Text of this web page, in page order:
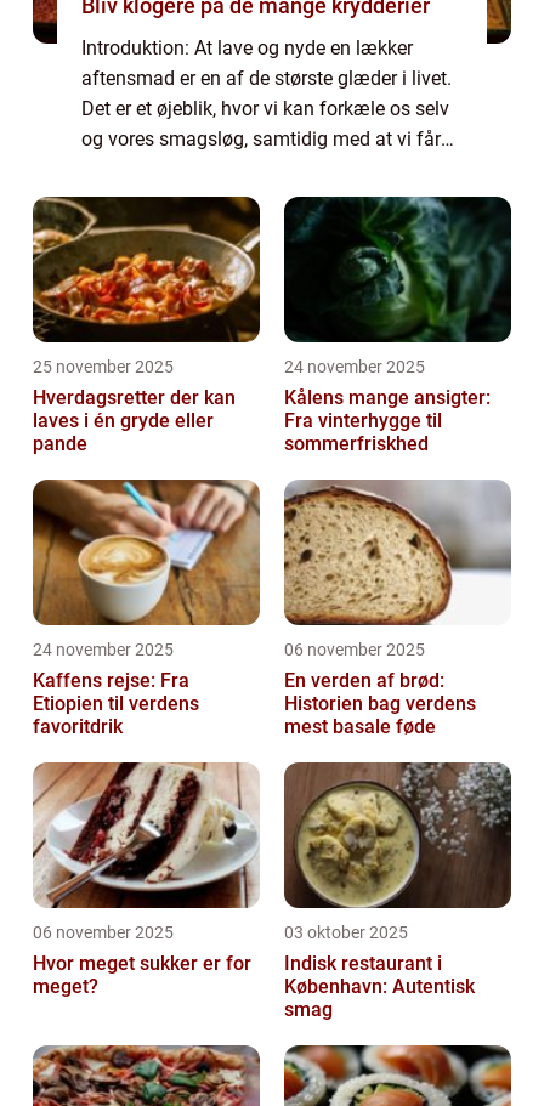
Bliv klogere på de mange krydderier
Introduktion: At lave og nyde en lækker
aftensmad er en af de største glæder i livet.
Det er et øjeblik, hvor vi kan forkæle os selv
og vores smagsløg, samtidig med at vi får
brug for. Uanset om du er en ...
25 november 2025
Hverdagsretter der kan
laves i én gryde eller
pande
24 november 2025
Kålens mange ansigter:
Fra vinterhygge til
sommerfriskhed
24 november 2025
Kaffens rejse: Fra
Etiopien til verdens
favoritdrik
06 november 2025
En verden af brød:
Historien bag verdens
mest basale føde
06 november 2025
Hvor meget sukker er for
meget?
03 oktober 2025
Indisk restaurant i
København: Autentisk
smag